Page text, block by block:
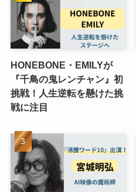
HONEBONE・EMILYが
『千鳥の鬼レンチャン』初
挑戦！人生逆転を懸けた挑
戦に注目